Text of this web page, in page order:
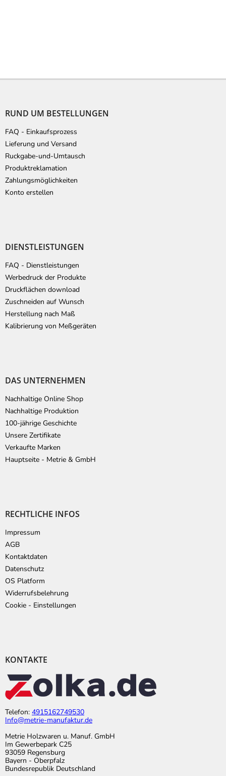
F
RUND UM BESTELLUNGEN
FAQ - Einkaufsprozess
Lieferung und Versand
Ruckgabe-und-Umtausch
Produktreklamation
Zahlungsmöglichkeiten
Konto erstellen
DIENSTLEISTUNGEN
FAQ - Dienstleistungen
Werbedruck der Produkte
Druckflächen download
Zuschneiden auf Wunsch
Herstellung nach Maß
Kalibrierung von Meßgeräten
DAS UNTERNEHMEN
Nachhaltige Online Shop
Nachhaltige Produktion
100-jährige Geschichte
Unsere Zertifikate
Verkaufte Marken
Hauptseite - Metrie & GmbH
RECHTLICHE INFOS
Impressum
AGB
Kontaktdaten
Datenschutz
OS Platform
Widerrufsbelehrung
Cookie - Einstellungen
KONTAKTE
Telefon: 4915162749530
Info@metrie-manufaktur.de
Metrie Holzwaren u. Manuf. GmbH
Im Gewerbepark C25
93059 Regensburg
Bayern - Oberpfalz
Bundesrepublik Deutschland